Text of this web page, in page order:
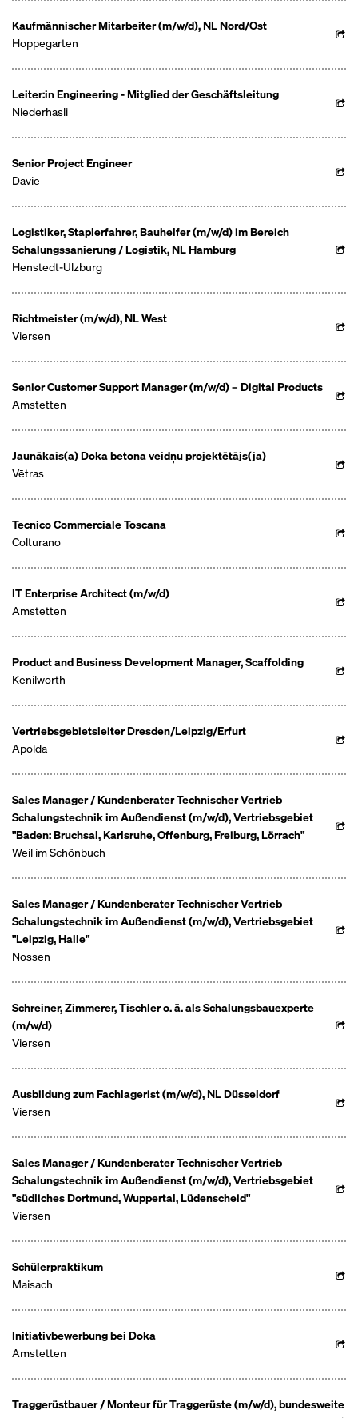
Kaufmännischer Mitarbeiter (m/w/d), NL Nord/Ost
Hoppegarten
Leiter:in Engineering - Mitglied der Geschäftsleitung
Niederhasli
Senior Project Engineer
Davie
Logistiker, Staplerfahrer, Bauhelfer (m/w/d) im Bereich
Schalungssanierung / Logistik, NL Hamburg
Henstedt-Ulzburg
Richtmeister (m/w/d), NL West
Viersen
Senior Customer Support Manager (m/w/d) – Digital Products
Amstetten
Jaunākais(a) Doka betona veidņu projektētājs(ja)
Vētras
Tecnico Commerciale Toscana
Colturano
IT Enterprise Architect (m/w/d)
Amstetten
Product and Business Development Manager, Scaffolding
Kenilworth
Vertriebsgebietsleiter Dresden/Leipzig/Erfurt
Apolda
Sales Manager / Kundenberater Technischer Vertrieb
Schalungstechnik im Außendienst (m/w/d), Vertriebsgebiet
"Baden: Bruchsal, Karlsruhe, Offenburg, Freiburg, Lörrach"
Weil im Schönbuch
Sales Manager / Kundenberater Technischer Vertrieb
Schalungstechnik im Außendienst (m/w/d), Vertriebsgebiet
"Leipzig, Halle"
Nossen
Schreiner, Zimmerer, Tischler o. ä. als Schalungsbauexperte
(m/w/d)
Viersen
Ausbildung zum Fachlagerist (m/w/d), NL Düsseldorf
Viersen
Sales Manager / Kundenberater Technischer Vertrieb
Schalungstechnik im Außendienst (m/w/d), Vertriebsgebiet
"südliches Dortmund, Wuppertal, Lüdenscheid"
Viersen
Schülerpraktikum
Maisach
Initiativbewerbung bei Doka
Amstetten
Traggerüstbauer / Monteur für Traggerüste (m/w/d), bundesweite